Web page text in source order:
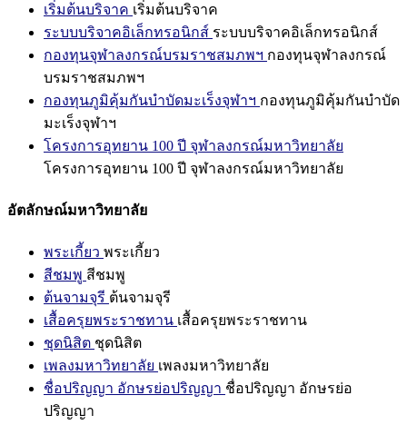
เริ่มต้นบริจาค เริ่มต้นบริจาค
ระบบบริจาคอิเล็กทรอนิกส์ ระบบบริจาคอิเล็กทรอนิกส์
กองทุนจุฬาลงกรณ์บรมราชสมภพฯ กองทุนจุฬาลงกรณ์
บรมราชสมภพฯ
กองทุนภูมิคุ้มกันบำบัดมะเร็งจุฬาฯ กองทุนภูมิคุ้มกันบำบัด
มะเร็งจุฬาฯ
โครงการอุทยาน 100 ปี จุฬาลงกรณ์มหาวิทยาลัย
โครงการอุทยาน 100 ปี จุฬาลงกรณ์มหาวิทยาลัย
อัตลักษณ์มหาวิทยาลัย
พระเกี้ยว พระเกี้ยว
สีชมพู สีชมพู
ต้นจามจุรี ต้นจามจุรี
เสื้อครุยพระราชทาน เสื้อครุยพระราชทาน
ชุดนิสิต ชุดนิสิต
เพลงมหาวิทยาลัย เพลงมหาวิทยาลัย
ชื่อปริญญา อักษรย่อปริญญา ชื่อปริญญา อักษรย่อ
ปริญญา